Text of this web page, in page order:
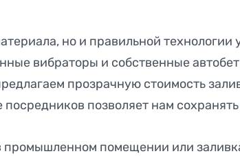
но и правильной
вибраторы и собственные
прозрачную стоимость
позволяет нам
промышленном помещении или